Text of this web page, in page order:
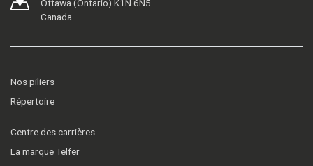
Ottawa (Ontario) K1N 6N5
Canada
Nos piliers
Répertoire
Centre des carrières
La marque Telfer